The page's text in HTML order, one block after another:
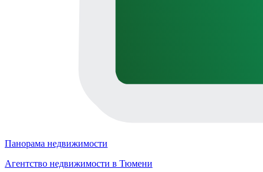
Панорама недвижимости
Агентство недвижимости в Тюмени